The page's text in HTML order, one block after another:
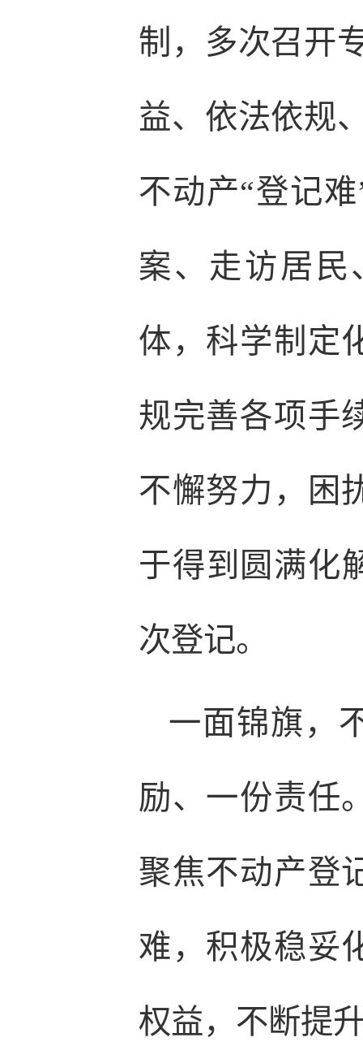
制，多次召开
益、依法依规
不动产“登记
案、走访居
体，科学制定
规完善各项手
不懈努力，困
于得到圆满化
次登记。
一面锦旗，
励、一份责任
聚焦不动产登
难，积极稳妥
权益，不断提